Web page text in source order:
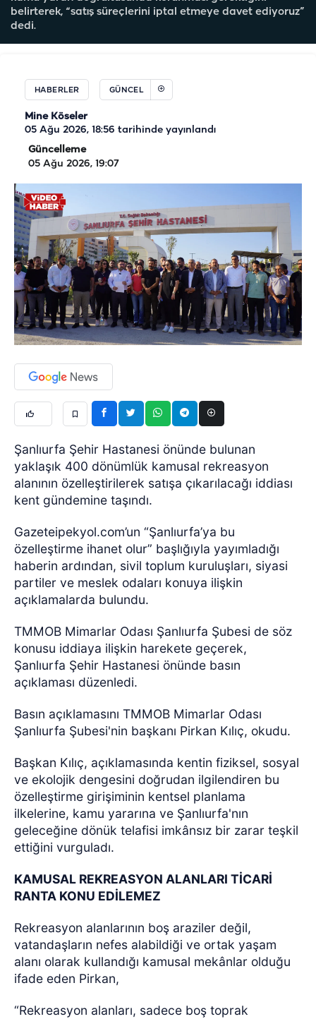
belirterek, “satış süreçlerini iptal etmeye davet ediyoruz”
dedi.
HABERLER GÜNCEL
Mine Köseler
05 Ağu 2026, 18:56 tarihinde yayınlandı
Güncelleme
05 Ağu 2026, 19:07
Şanlıurfa Şehir Hastanesi önünde bulunan
yaklaşık 400 dönümlük kamusal rekreasyon
alanının özelleştirilerek satışa çıkarılacağı iddiası
kent gündemine taşındı.
Gazeteipekyol.com’un “Şanlıurfa’ya bu
özelleştirme ihanet olur” başlığıyla yayımladığı
haberin ardından, sivil toplum kuruluşları, siyasi
partiler ve meslek odaları konuya ilişkin
açıklamalarda bulundu.
TMMOB Mimarlar Odası Şanlıurfa Şubesi de söz
konusu iddiaya ilişkin harekete geçerek,
Şanlıurfa Şehir Hastanesi önünde basın
açıklaması düzenledi.
Basın açıklamasını TMMOB Mimarlar Odası
Şanlıurfa Şubesi'nin başkanı Pirkan Kılıç, okudu.
Başkan Kılıç, açıklamasında kentin fiziksel, sosyal
ve ekolojik dengesini doğrudan ilgilendiren bu
özelleştirme girişiminin kentsel planlama
ilkelerine, kamu yararına ve Şanlıurfa'nın
geleceğine dönük telafisi imkânsız bir zarar teşkil
ettiğini vurguladı.
KAMUSAL REKREASYON ALANLARI TİCARİ
RANTA KONU EDİLEMEZ
Rekreasyon alanlarının boş araziler değil,
vatandaşların nefes alabildiği ve ortak yaşam
alanı olarak kullandığı kamusal mekânlar olduğu
ifade eden Pirkan,
“Rekreasyon alanları, sadece boş toprak